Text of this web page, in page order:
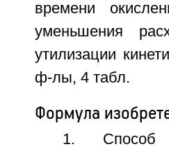
времени
уменьшения
утилизации
ф-лы, 4 табл.
Формула
1. Способ